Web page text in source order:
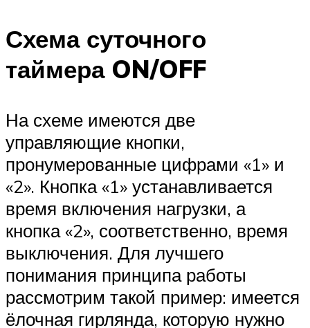
Схема суточного
таймера ON/OFF
На схеме имеются две
управляющие кнопки,
пронумерованные цифрами «1» и
«2». Кнопка «1» устанавливается
время включения нагрузки, а
кнопка «2», соответственно, время
выключения. Для лучшего
понимания принципа работы
рассмотрим такой пример: имеется
ёлочная гирлянда, которую нужно